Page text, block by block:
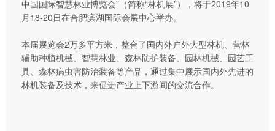
中国国际智慧林业博览会”（简称“林机展”），将于2019年10
月18-20日在合肥滨湖国际会展中心举办。
本届展览会2万多平方米，整合了国内外户外大型林机、营林
辅助种植机械、智慧林业、森林防护装备、园林机械、园艺工
具、森林病虫害防治装备等产品，通过集中展示国内外先进的
林机装备及技术，来促进产业上下游间的交流合作。